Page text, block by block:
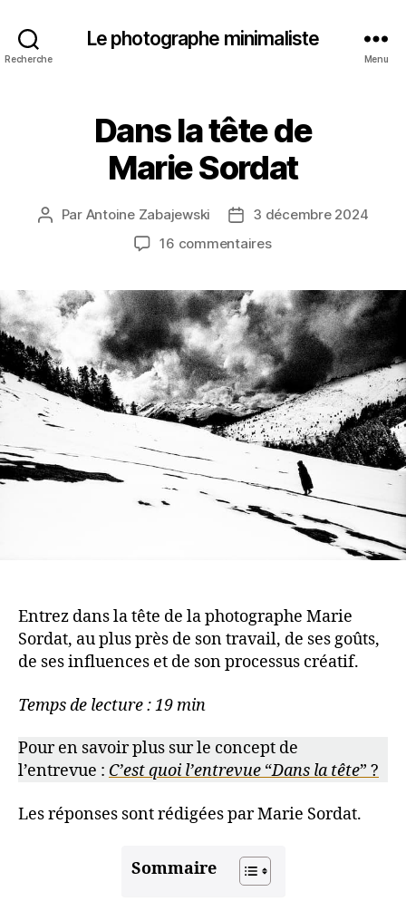
Recherche
Le photographe minimaliste
Menu
Dans la tête de
Marie Sordat
Auteur
Par Antoine Zabajewski
Date
de
3 décembre 2024
16 commentairessur
tête
de
Marie Sordat
Entrez dans la tête de la photographe Marie
Sordat, au plus près de son travail, de ses goûts,
de ses influences et de son processus créatif.
Temps de lecture : 19 min
Pour en savoir plus sur le concept de
l’entrevue : C’est quoi l’entrevue “Dans la tête” ?
Les réponses sont rédigées par Marie Sordat.
Sommaire